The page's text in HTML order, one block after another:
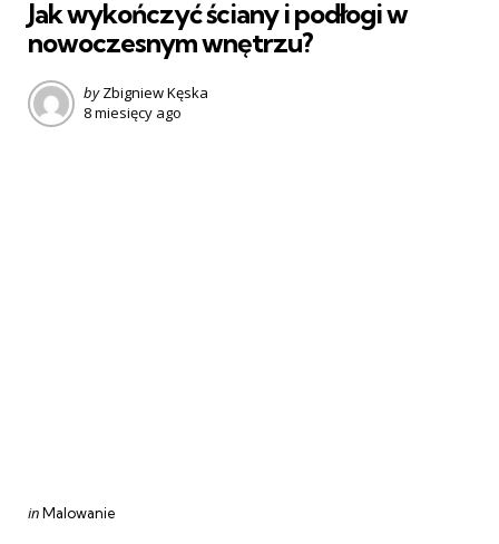
Jak wykończyć ściany i podłogi w
nowoczesnym wnętrzu?
Posted
by
by Zbigniew Kęska
8 miesięcy ago
Categories
Posted
inMalowanie